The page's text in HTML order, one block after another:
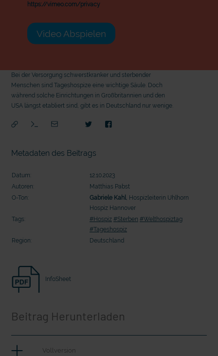
Landstraße" oder "Deppen der Nation"?
https://vimeo.com/privacy
Video Abspielen
Bei der Versorgung schwerstkranker und sterbender
Menschen sind Tageshospize eine wichtige Säule. Doch
während solche Einrichtungen in Großbritannien und den
USA längst etabliert sind, gibt es in Deutschland nur wenige.
Metadaten des Beitrags
Datum:
12.10.2023
Autoren:
Matthias Pabst
O-Ton:
Gabriele Kahl
, Hospizleiterin Uhlhorn
Hospiz Hannover
Tags:
#Hospiz #Sterben #Welthospiztag
#Tageshospiz
Region:
Deutschland
InfoSheet
Beitrag Herunterladen
Vollversion